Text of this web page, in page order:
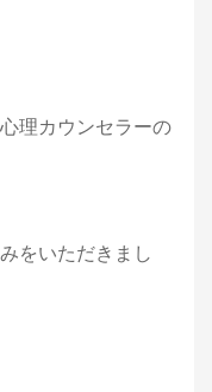
理カウンセラーの
をいただきまし